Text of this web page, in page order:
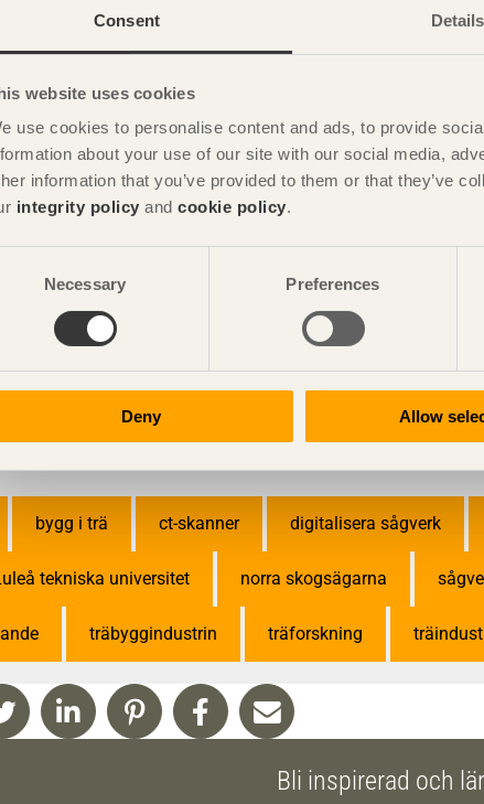
Consent Details
website uses cookies
use cookies to personalise content and ads, to provide
about your use of our site with our social media,
information that you’ve provided to them or that they’ve
integrity policy and cookie policy.
Necessary Preferences
Deny Allow
utvecklar den trämekaniska utbildningen och
inom skogs- och träindustrin säkerställs. Som del av avtalet
inom området för röntgenskanning, träfysik och
samarbete mellan industri och akademi för att utveckla
Svenskt Trä och Trä- och Möbelföretagen finansierar
högskola och Kungliga tekniska högskolan samt,
vid Chalmers.
standardisering och forskning, Svenskt Trä
Svenskt Trä
bygg i trä ct-skanner digitalisera sågverk
tekniska universitet norra skogsägarna
träbyggindustrin träforskning
Bli inspirerad och